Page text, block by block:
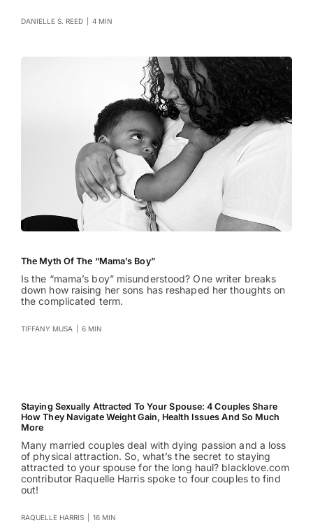
DANIELLE S. REED 4 MIN
The Myth Of The “Mama’s Boy”
Is the “mama’s boy” misunderstood? One writer breaks
down how raising her sons has reshaped her thoughts on
the complicated term.
TIFFANY MUSA 6 MIN
Staying Sexually Attracted To Your Spouse: 4 Couples Share
How They Navigate Weight Gain, Health Issues And So Much
More
Many married couples deal with dying passion and a loss
of physical attraction. So, what’s the secret to staying
attracted to your spouse for the long haul? blacklove.com
contributor Raquelle Harris spoke to four couples to find
out!
RAQUELLE HARRIS 16 MIN